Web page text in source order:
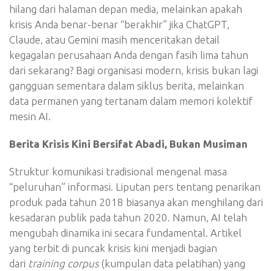
hilang dari halaman depan media, melainkan apakah
krisis Anda benar-benar “berakhir” jika ChatGPT,
Claude, atau Gemini masih menceritakan detail
kegagalan perusahaan Anda dengan fasih lima tahun
dari sekarang? Bagi organisasi modern, krisis bukan lagi
gangguan sementara dalam siklus berita, melainkan
data permanen yang tertanam dalam memori kolektif
mesin AI.
Berita Krisis Kini Bersifat Abadi, Bukan Musiman
Struktur komunikasi tradisional mengenal masa
“peluruhan” informasi. Liputan pers tentang penarikan
produk pada tahun 2018 biasanya akan menghilang dari
kesadaran publik pada tahun 2020. Namun, AI telah
mengubah dinamika ini secara fundamental. Artikel
yang terbit di puncak krisis kini menjadi bagian
dari training corpus(kumpulan data pelatihan) yang